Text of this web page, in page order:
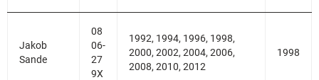
Jakob
Sande
08
06-
27
9X
1992, 1994, 1996, 1998,
2000, 2002, 2004, 2006,
2008, 2010, 2012
1998